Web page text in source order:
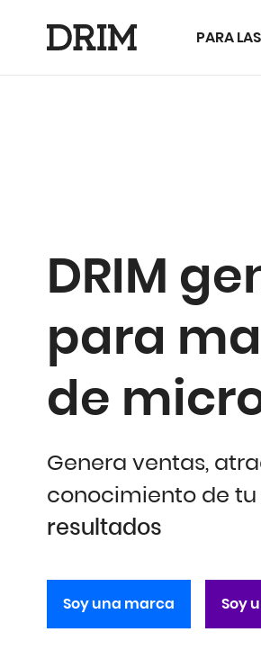
PARA
DRIM
para
de
Genera ventas,
conocimiento de
resultados
Soy una marca Soy